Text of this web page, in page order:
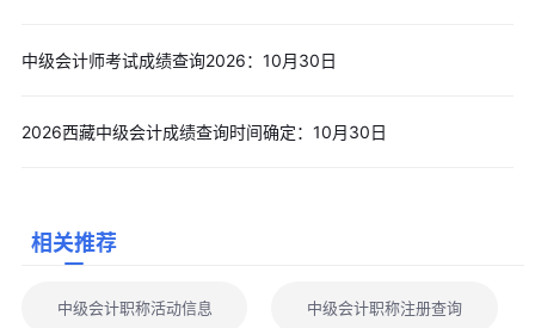
中级会计师考试成绩查询2026：10月30日
2026西藏中级会计成绩查询时间确定：10月30日
相关推荐
中级会计职称活动信息 中级会计职称注册查询